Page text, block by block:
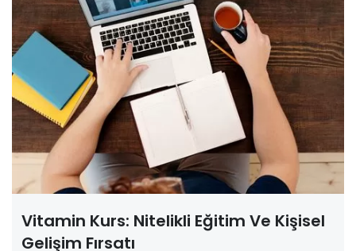
Vitamin Kurs: Nitelikli Eğitim Ve Kişisel
Gelişim Fırsatı